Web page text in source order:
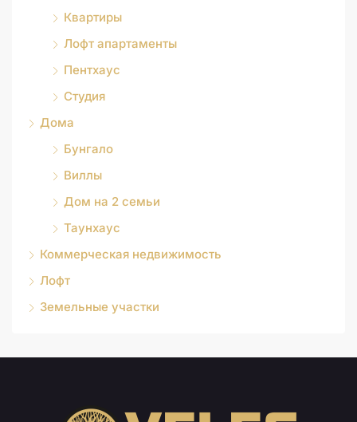
Квартиры
Лофт апартаменты
Пентхаус
Студия
Дома
Бунгало
Виллы
Дом на 2 семьи
Таунхаус
Коммерческая недвижимость
Лофт
Земельные участки